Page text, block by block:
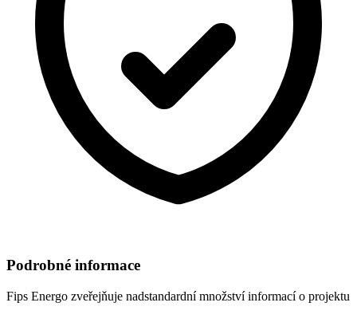
Podrobné informace
Fips Energo zveřejňuje nadstandardní množství informací o projektu